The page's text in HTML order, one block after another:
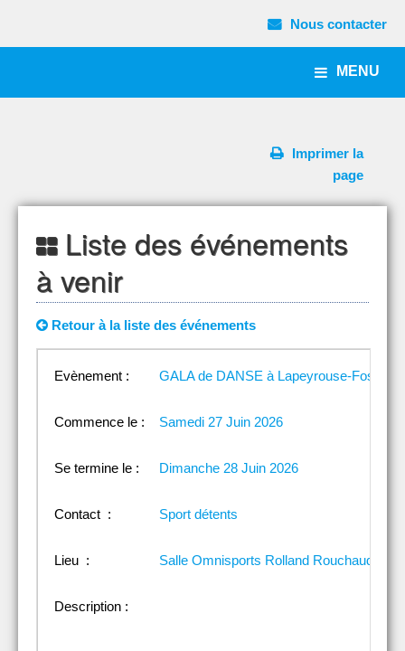
Nous contacter
MENU
Imprimer la
page
Liste des événements
à venir
Retour à la liste des événements
Evènement : GALA de DANSE à Lapeyrouse-Fossat
Commence le : Samedi 27 Juin 2026
Se termine le : Dimanche 28 Juin 2026
Contact : Sport détents
Lieu : Salle Omnisports Rolland Rouchaud
Description :